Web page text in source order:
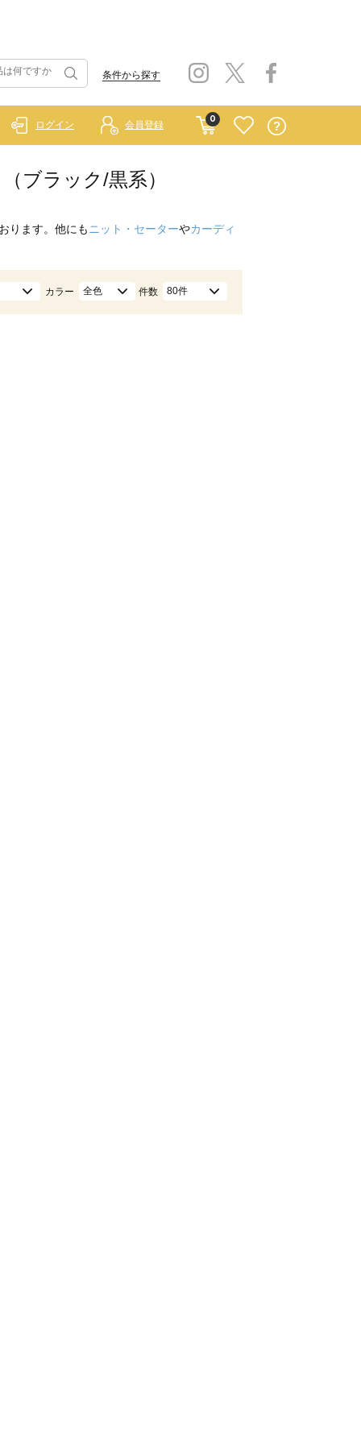
条件から探す
0
ログイン 会員登録
ブラック/黒系）
ります。他にも ニット・セーターやカーディ
カラー 全色 件数 80件